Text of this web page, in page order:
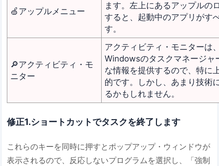
🍏アップルメニュー
ます。左上にあるアップルの
すると、起動中のアプリがす
す。
🔎アクティビティ・モ
ニター
アクティビティ・モニターは
Windowsのタスクマネージャ
な情報を提供するので、特に
的です。しかし、あまり技術
るかもしれません。
修正1.ショートカットでタスクを終了します
これらのキーを同時に押すとポップアップ・ウィンドウが
表示されるので、反応しないプログラムを選択し、「強制